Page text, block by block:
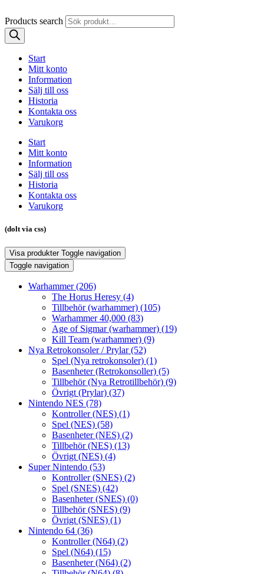
Products search
Start
Mitt konto
Information
Sälj till oss
Historia
Kontakta oss
Varukorg
Start
Mitt konto
Information
Sälj till oss
Historia
Kontakta oss
Varukorg
(dolt via css)
Visa produkter Toggle navigation
Toggle navigation
Warhammer(206)
The Horus Heresy (4)
Tillbehör (warhammer) (105)
Warhammer 40,000 (83)
Age of Sigmar (warhammer) (19)
Kill Team (warhammer) (9)
Nya Retrokonsoler / Prylar(52)
Spel (Nya retrokonsoler) (1)
Basenheter (Retrokonsoller) (5)
Tillbehör (Nya Retrotillbehör) (9)
Övrigt (Prylar) (37)
Nintendo NES (78)
Kontroller (NES) (1)
Spel (NES) (58)
Basenheter (NES) (2)
Tillbehör (NES) (13)
Övrigt (NES) (4)
Super Nintendo (53)
Kontroller (SNES) (2)
Spel (SNES) (42)
Basenheter (SNES) (0)
Tillbehör (SNES) (9)
Övrigt (SNES) (1)
Nintendo 64 (36)
Kontroller (N64) (2)
Spel (N64) (15)
Basenheter (N64) (2)